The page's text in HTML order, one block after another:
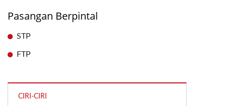
Pasangan Berpintal
STP
FTP
CIRI-CIRI